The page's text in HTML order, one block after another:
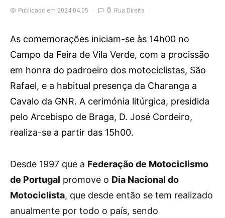
Publicado em 2024.04.05 Rua Direita
As comemorações iniciam-se às 14h00 no
Campo da Feira de Vila Verde, com a procissão
em honra do padroeiro dos motociclistas, São
Rafael, e a habitual presença da Charanga a
Cavalo da GNR. A cerimónia litúrgica, presidida
pelo Arcebispo de Braga, D. José Cordeiro,
realiza-se a partir das 15h00.
Desde 1997 que a Federação de Motociclismo
de Portugal promove o Dia Nacional do
Motociclista, que desde então se tem realizado
anualmente por todo o país, sendo